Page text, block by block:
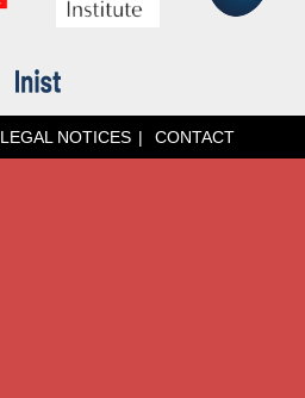
LEGAL NOTICES CONTACT